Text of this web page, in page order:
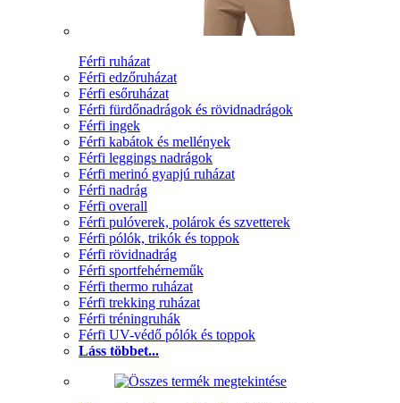
Férfi ruházat
Férfi edzőruházat
Férfi esőruházat
Férfi fürdőnadrágok és rövidnadrágok
Férfi ingek
Férfi kabátok és mellények
Férfi leggings nadrágok
Férfi merinó gyapjú ruházat
Férfi nadrág
Férfi overall
Férfi pulóverek, polárok és szvetterek
Férfi pólók, trikók és toppok
Férfi rövidnadrág
Férfi sportfehérneműk
Férfi thermo ruházat
Férfi trekking ruházat
Férfi tréningruhák
Férfi UV-védő pólók és toppok
Láss többet...